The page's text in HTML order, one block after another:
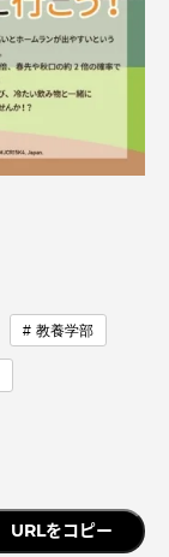
教養学部
URLをコピー